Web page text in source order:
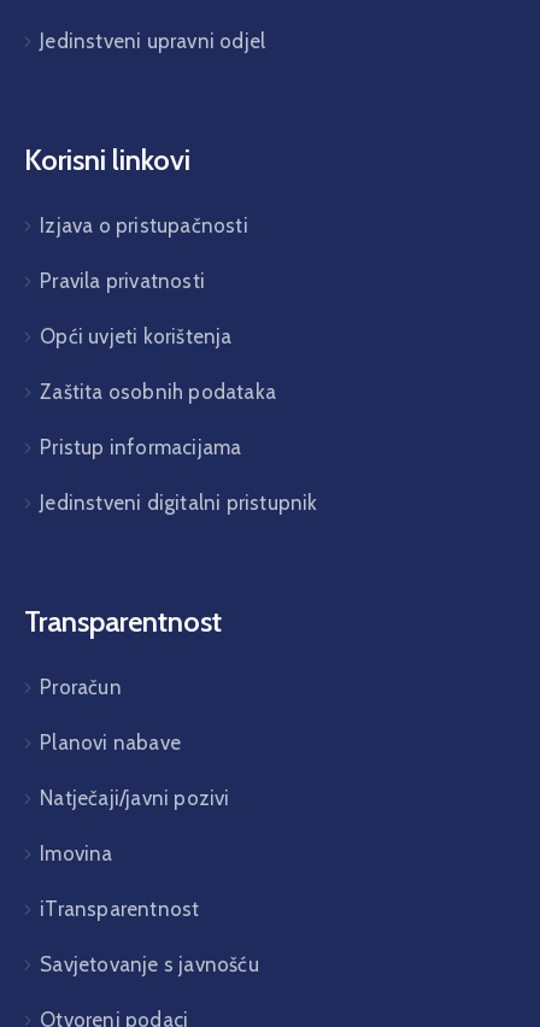
Jedinstveni upravni odjel
Korisni linkovi
Izjava o pristupačnosti
Pravila privatnosti
Opći uvjeti korištenja
Zaštita osobnih podataka
Pristup informacijama
Jedinstveni digitalni pristupnik
Transparentnost
Proračun
Planovi nabave
Natječaji/javni pozivi
Imovina
iTransparentnost
Savjetovanje s javnošću
Otvoreni podaci